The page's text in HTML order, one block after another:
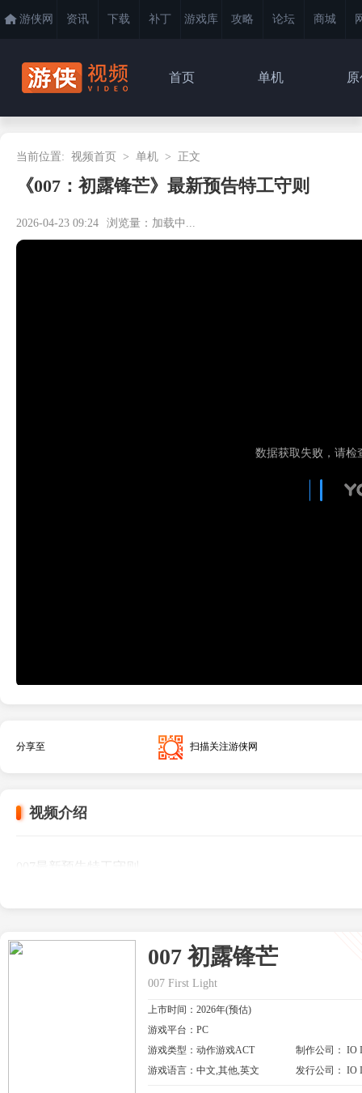
游侠网 资讯 下载 补丁 游戏库 攻略 论坛 商城
首页 单机
当前位置: 视频首页 > 单机 > 正文
《007：初露锋芒》最新预告特工守则
2026-04-23 09:24 浏览量： 加载中...
分享至 扫描关注游侠网
视频介绍
007最新预告特工守则
007 初露锋芒
007 First Light
上市时间：2026年(预估)
游戏平台：PC
游戏类型：动作游戏ACT
制作公司： IO
游戏语言：中文,其他,英文
发行公司： IO